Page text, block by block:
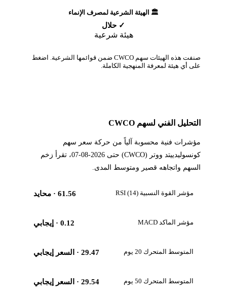
🏛️ الهيئة الشرعية لمصرف الإنماء
✓ حلال
هيئة شرعية
صنفت هذه الهيئات سهم CWCO ضمن قوائمها الشرعية. اضغط
على أي هيئة لمعرفة المنهجية الكاملة.
التحليل الفني لسهم CWCO
مؤشرات فنية محسوبة آلياً من حركة سعر سهم
كونسوليدييتد ووتر (CWCO) حتى 2026-08-07، تقرأ زخم
السهم واتجاهه قصير ومتوسط المدى.
مؤشر القوة النسبية RSI (14) 61.56· محايد
مؤشر الماكد MACD 0.12· إيجابي
المتوسط المتحرك 20 يوم 29.47· السعر إيجابي
المتوسط المتحرك 50 يوم 29.54· السعر إيجابي